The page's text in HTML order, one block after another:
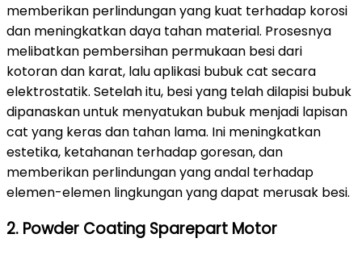
memberikan perlindungan yang kuat terhadap korosi
dan meningkatkan daya tahan material. Prosesnya
melibatkan pembersihan permukaan besi dari
kotoran dan karat, lalu aplikasi bubuk cat secara
elektrostatik. Setelah itu, besi yang telah dilapisi bubuk
dipanaskan untuk menyatukan bubuk menjadi lapisan
cat yang keras dan tahan lama. Ini meningkatkan
estetika, ketahanan terhadap goresan, dan
memberikan perlindungan yang andal terhadap
elemen-elemen lingkungan yang dapat merusak besi.
2. Powder Coating Sparepart Motor